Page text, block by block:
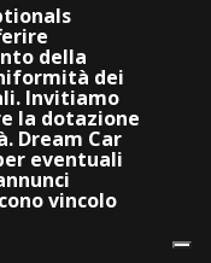
della
dei
Invitiamo
la dotazione
Dream Car
eventuali
vincolo